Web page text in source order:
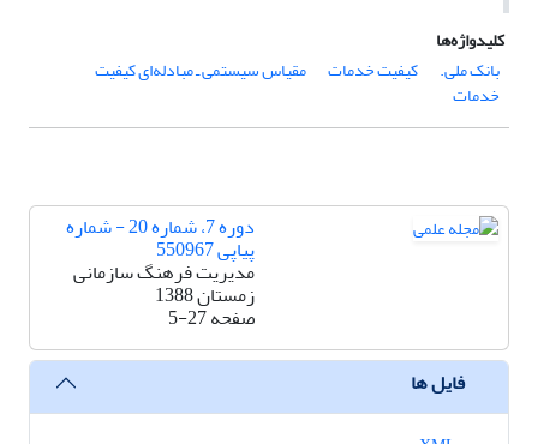
کلیدواژه‌ها
بانک ملی.
کیفیت خدمات مقیاس سیستمی ـ مبادله‌ای کیفیت
خدمات
دوره 7، شماره 20 - شماره
پیاپی 550967
مدیریت فرهنگ سازمانی
زمستان 1388
صفحه5-27
فایل ها